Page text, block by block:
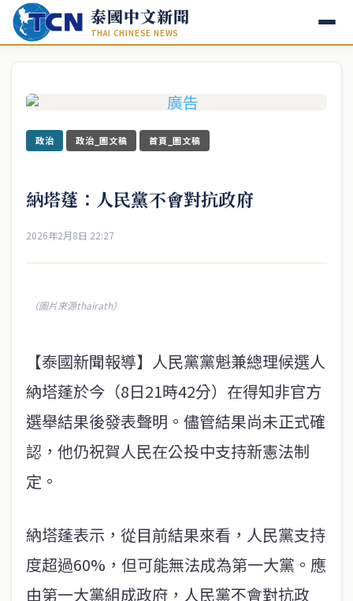
泰國中文新聞
THAI CHINESE NEWS
政治 政治_圖文稿 首頁_圖文稿
納塔蓬：人民黨不會對抗政府
2026年2月8日 22:27
（圖片來源thairath）
【泰國新聞報導】人民黨黨魁兼總理候選人
納塔蓬於今（8日21時42分）在得知非官方
選舉結果後發表聲明。儘管結果尚未正式確
認，他仍祝賀人民在公投中支持新憲法制
定。
納塔蓬表示，從目前結果來看，人民黨支持
度超過60%，但可能無法成為第一大黨。應
由第一大黨組成政府，人民黨不會對抗政